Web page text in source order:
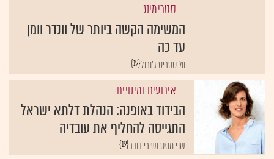
סטרימינג
המשימה הקשה ביותר של וונדר וומן
עד כה
{19}וול סטריט ג'ורנל
אירועים ומינויים
הבידוד באופנה: הנהלת דלתא ישראל
התגייסה להחליף את עובדיה
{19}שני מוזס ושירי דובר